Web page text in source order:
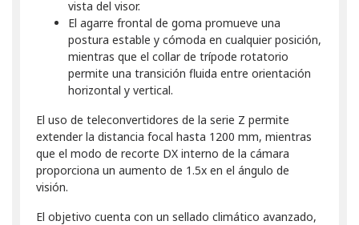
vista del visor.
El agarre frontal de goma promueve una
postura estable y cómoda en cualquier posición,
mientras que el collar de trípode rotatorio
permite una transición fluida entre orientación
horizontal y vertical.
El uso de teleconvertidores de la serie Z permite
extender la distancia focal hasta 1200 mm, mientras
que el modo de recorte DX interno de la cámara
proporciona un aumento de 1.5x en el ángulo de
visión.
El objetivo cuenta con un sellado climático avanzado,